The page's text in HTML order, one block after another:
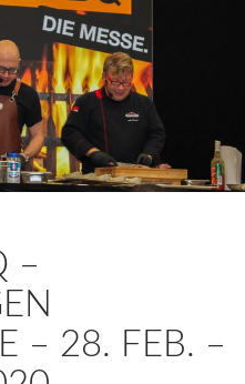
–
– 28. FEB. –